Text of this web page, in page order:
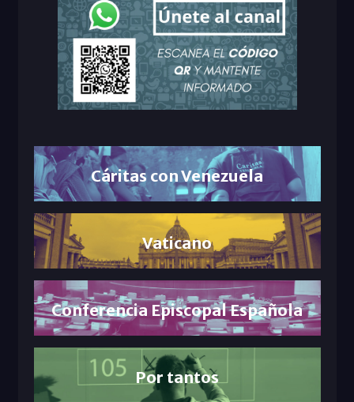
Cáritas con Venezuela
Vaticano
Conferencia Episcopal Española
Por tantos